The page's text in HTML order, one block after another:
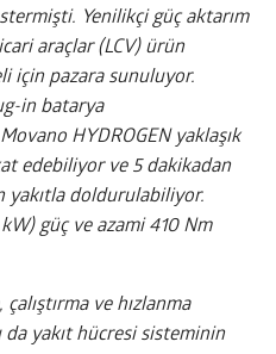
Yenilikçi güç aktarım
araçlar (LCV) ürün
için pazara sunuluyor.
in batarya
HYDROGEN yaklaşık
edebiliyor ve 5 dakikadan
yakıtla doldurulabiliyor.
güç ve azami 410 Nm
ve hızlanma
da yakıt hücresi sisteminin